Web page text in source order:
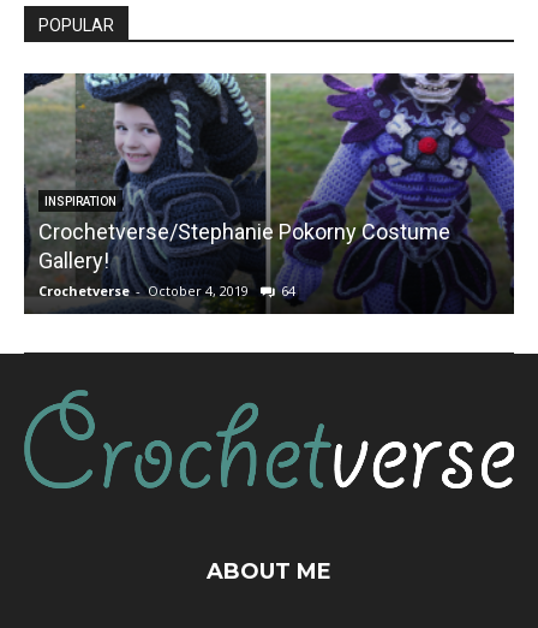
POPULAR
INSPIRATION
Crochetverse/Stephanie Pokorny Costume
Gallery!
Crochetverse - October 4, 2019 64
ABOUT ME